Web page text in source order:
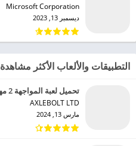
Microsoft Corporation‏
ديسمبر 13, 2023
التطبيقات والألعاب الأكثر مشاهدة
تحميل لعبة المواجهة 2 مهكرة للاندرويد 2024
AXLEBOLT LTD‏
مارس 13, 2024